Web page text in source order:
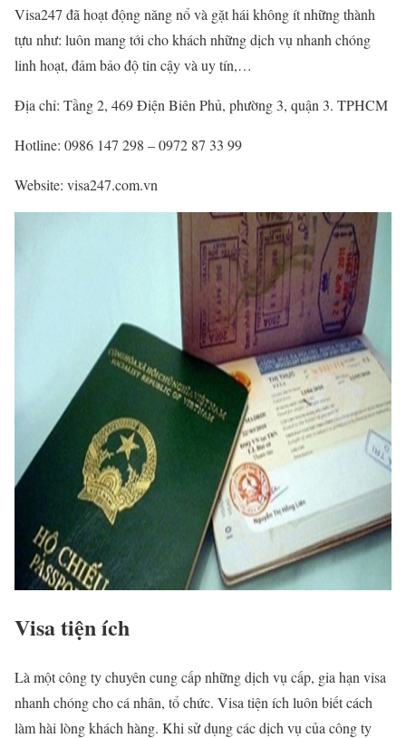
Visa247 đã hoạt động năng nổ và gặt hái không ít những thành
tựu như: luôn mang tới cho khách những dịch vụ nhanh chóng
linh hoạt, đảm bảo độ tin cậy và uy tín,…
Địa chỉ: Tầng 2, 469 Điện Biên Phủ, phường 3, quận 3. TPHCM
Hotline: 0986 147 298 – 0972 87 33 99
Website: visa247.com.vn
Visa tiện ích
Là một công ty chuyên cung cấp những dịch vụ cấp, gia hạn visa
nhanh chóng cho cá nhân, tổ chức. Visa tiện ích luôn biết cách
làm hài lòng khách hàng. Khi sử dụng các dịch vụ của công ty